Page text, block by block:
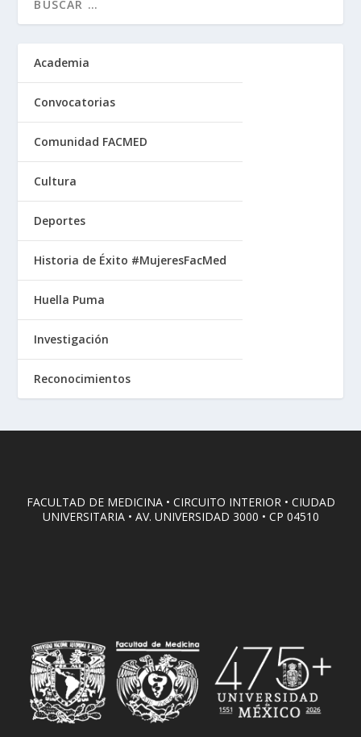
Academia
Convocatorias
Comunidad FACMED
Cultura
Deportes
Historia de Éxito #MujeresFacMed
Huella Puma
Investigación
Reconocimientos
FACULTAD DE MEDICINA • CIRCUITO INTERIOR • CIUDAD
UNIVERSITARIA • AV. UNIVERSIDAD 3000 • CP 04510